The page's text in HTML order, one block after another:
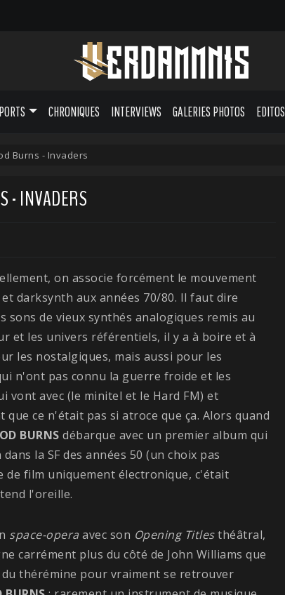
CHRONIQUES INTERVIEWS GALERIES PHOTOS EDITOS
Burns - Invaders
- INVADERS
on associe forcément le mouvement
darksynth aux années 70/80. Il faut dire
sons de vieux synthés analogiques remis au
et les univers référentiels, il y a à boire et à
les nostalgiques, mais aussi pour les
n'ont pas connu la guerre froide et les
vont avec (le minitel et le Hard FM) et
que ce n'était pas si atroce que ça. Alors quand
BURNS débarque avec un premier album qui
la SF des années 50 (un choix pas
de film uniquement électronique, c'était
l'oreille.
space-opera avec son Opening Titlesthéâtral,
carrément plus du côté de John Williams que
thérémine pour vraiment se retrouver